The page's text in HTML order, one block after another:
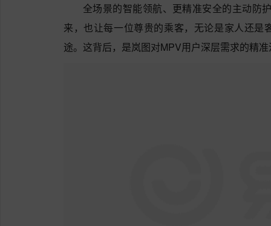
全场景的智能领航、更精准安全的主动防
来，也让每一位尊贵的乘客，无论是家人还
途。这背后，是岚图对MPV用户深层需求的精